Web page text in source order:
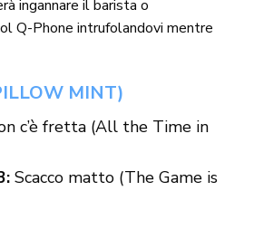
ingannare il barista o
Q-Phone intrufolandovi mentre
MINT)
c’è fretta (All the Time in
Scacco matto (The Game is